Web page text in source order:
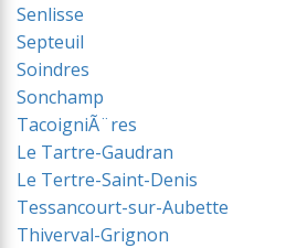
Senlisse
Septeuil
Soindres
Sonchamp
TacoigniÃ¨res
Le Tartre-Gaudran
Le Tertre-Saint-Denis
Tessancourt-sur-Aubette
Thiverval-Grignon